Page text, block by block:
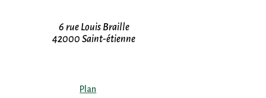
6 rue Louis Braille
42000 Saint-étienne
Plan